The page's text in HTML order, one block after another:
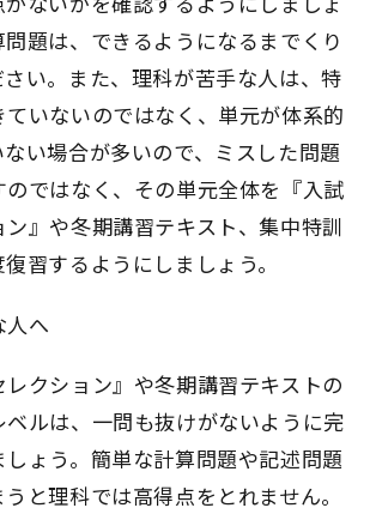
題は、できるようになるまでくり
い。また、理科が苦手な人は、特
いないのではなく、単元が体系的
い場合が多いので、ミスした問題
ではなく、その単元全体を『入試
』や冬期講習テキスト、集中特訓
習するようにしましょう。
へ
クション』や冬期講習テキストの
ベルは、一問も抜けがないように完
ょう。簡単な計算問題や記述問題
と理科では高得点をとれません。